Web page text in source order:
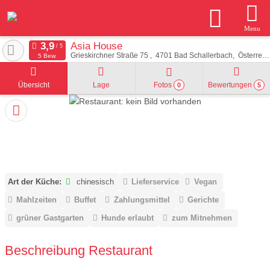
Menu
Asia House
Grieskirchner Straße 75 4701 Bad Schallerbach Österreich
5 Bew.
Übersicht Lage Fotos 0 Bewertungen 5
Art der Küche: chinesisch Lieferservice
Vegan
Mahlzeiten
Buffet Zahlungsmittel
Gerichte
grüner Gastgarten
Hunde erlaubt zum Mitnehmen
Beschreibung Restaurant